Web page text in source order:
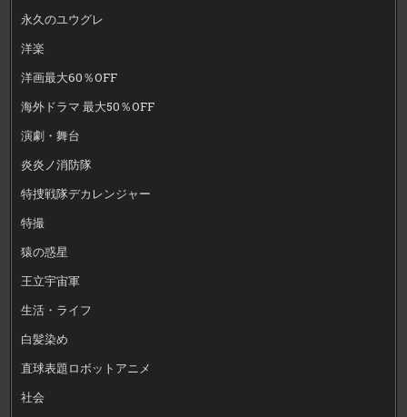
永久のユウグレ
洋楽
洋画最大60％OFF
海外ドラマ 最大50％OFF
演劇・舞台
炎炎ノ消防隊
特捜戦隊デカレンジャー
特撮
猿の惑星
王立宇宙軍
生活・ライフ
白髪染め
直球表題ロボットアニメ
社会